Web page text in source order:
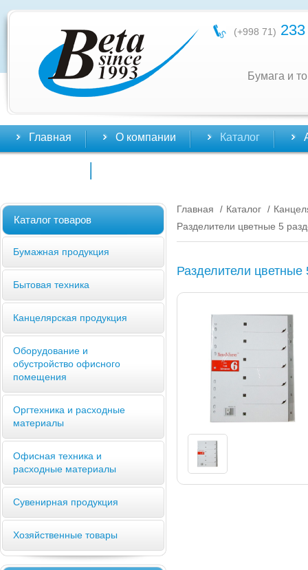
(+998 71)
Бумага и
Главная О компании Каталог
Каталог товаров
Бумажная продукция
Бытовая техника
Канцелярская продукция
Оборудование и
обустройство офисного
помещения
Оргтехника и расходные
материалы
Офисная техника и
расходные материалы
Сувенирная продукция
Хозяйственные товары
Главная / Каталог /
Разделители цветные 5
Разделители цветные